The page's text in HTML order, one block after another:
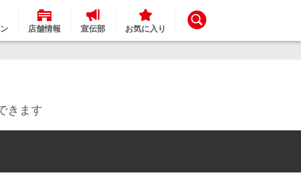
店舗情報 宣伝部 お気に入り
きます